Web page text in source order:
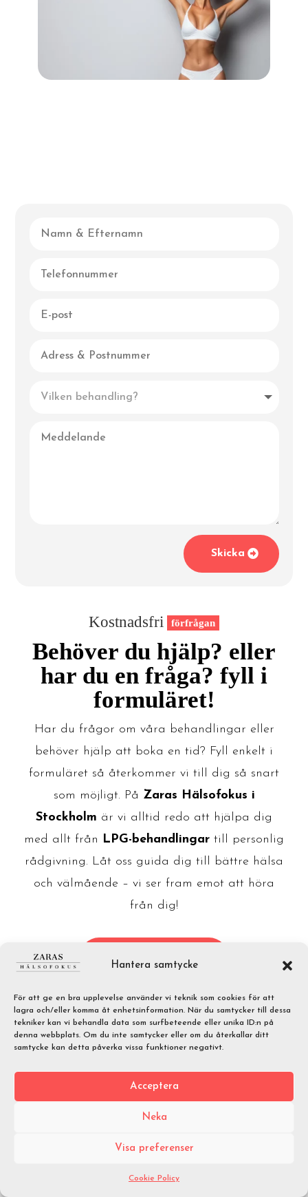
Hantera samtycke
För att ge en bra upplevelse använder vi teknik som cookies för att
lagra och/eller komma åt enhetsinformation. När du samtycker till dessa
tekniker kan vi behandla data som surfbeteende eller unika ID:n på
denna webbplats. Om du inte samtycker eller om du återkallar ditt
samtycke kan detta påverka vissa funktioner negativt.
Acceptera
Neka
Visa preferenser
Cookie Policy
Skicka
Kostnadsfri förfrågan
Behöver du hjälp? eller
har du en fråga? fyll i
formuläret!
Har du frågor om våra behandlingar eller
behöver hjälp att boka en tid? Fyll enkelt i
formuläret så återkommer vi till dig så snart
som möjligt. På Zaras Hälsofokus i
Stockholm är vi alltid redo att hjälpa dig
med allt från
LPG-behandlingar till personlig
rådgivning. Låt oss guida dig till bättre hälsa
och välmående – vi ser fram emot att höra
från dig!